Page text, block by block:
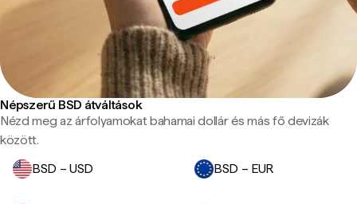
Népszerű BSD átváltások
Nézd meg az árfolyamokat bahamai dollár és más fő devizák
között.
BSD – USD
BSD – EUR